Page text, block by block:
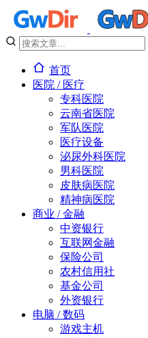
首页
医院 / 医疗
专科医院
云南省医院
军队医院
医疗设备
泌尿外科医院
男科医院
皮肤病医院
精神病医院
商业 / 金融
中资银行
互联网金融
保险公司
农村信用社
基金公司
外资银行
电脑 / 数码
游戏主机